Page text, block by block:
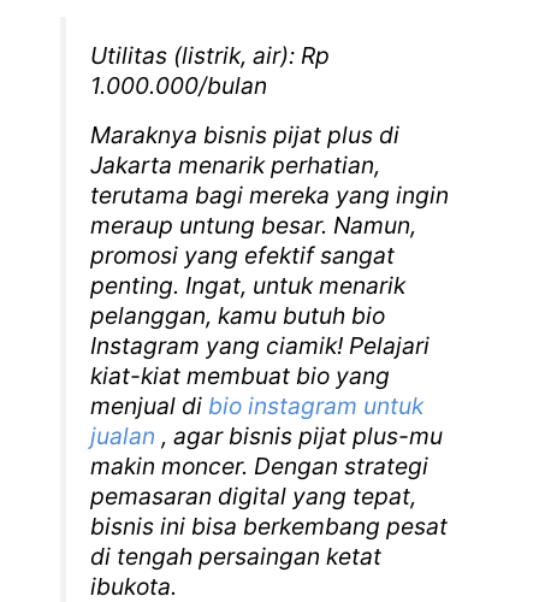
Utilitas (listrik, air): Rp
1.000.000/bulan
Maraknya bisnis pijat plus di
Jakarta menarik perhatian,
terutama bagi mereka yang ingin
meraup untung besar. Namun,
promosi yang efektif sangat
penting. Ingat, untuk menarik
pelanggan, kamu butuh bio
Instagram yang ciamik! Pelajari
kiat-kiat membuat bio yang
menjual di bio instagram untuk
jualan , agar bisnis pijat plus-mu
makin moncer. Dengan strategi
pemasaran digital yang tepat,
bisnis ini bisa berkembang pesat
di tengah persaingan ketat
ibukota.